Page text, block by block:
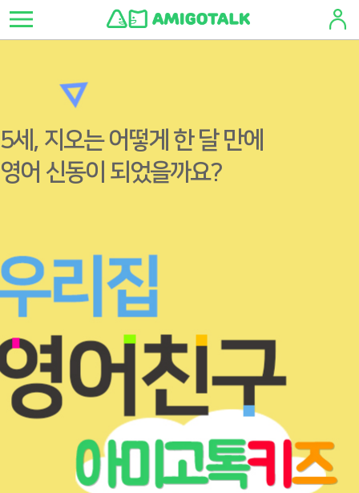
5세, 지오는 어떻게 한 달만에
영어 신동이 되었을까요?